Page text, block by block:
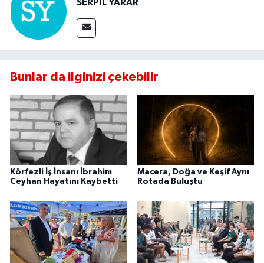
SERPİL YARAR
Bunlar da ilginizi çekebilir
Körfezli İş İnsanı İbrahim
Ceyhan Hayatını Kaybetti
Macera, Doğa ve Keşif Aynı
Rotada Buluştu